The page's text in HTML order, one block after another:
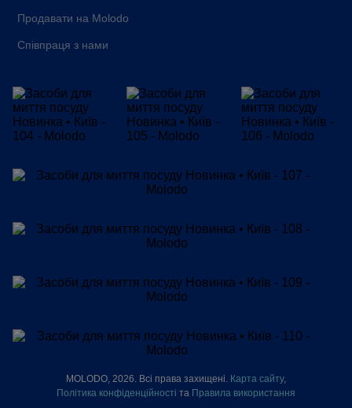
MOLODO, 2026. Всі права захищені. Карта сайту,
Політика конфіденційності та Правила використання
Продавати на Molodo
Співпраця з нами